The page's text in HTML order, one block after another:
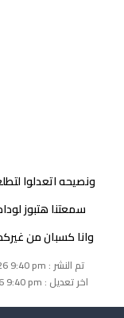
ونصيحه اتعدلوا
سمعتنا هتبوز
وانا كسبان من
تم النشر : July 6, 2026 9:40 pm
اخر تعديل : July 6, 2026 9:40 pm